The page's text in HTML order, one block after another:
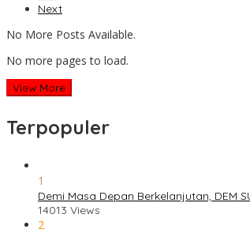
Next
No More Posts Available.
No more pages to load.
View More
Terpopuler
1
Demi Masa Depan Berkelanjutan, DEM
14013 Views
2